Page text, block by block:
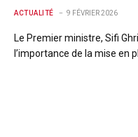
ACTUALITÉ 9 FÉVRIER 2026
Le Premier ministre, Sifi
l’importance de la mise en